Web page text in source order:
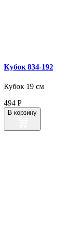
Кубок 834‑192
Кубок 19 см
494 Р
В корзину